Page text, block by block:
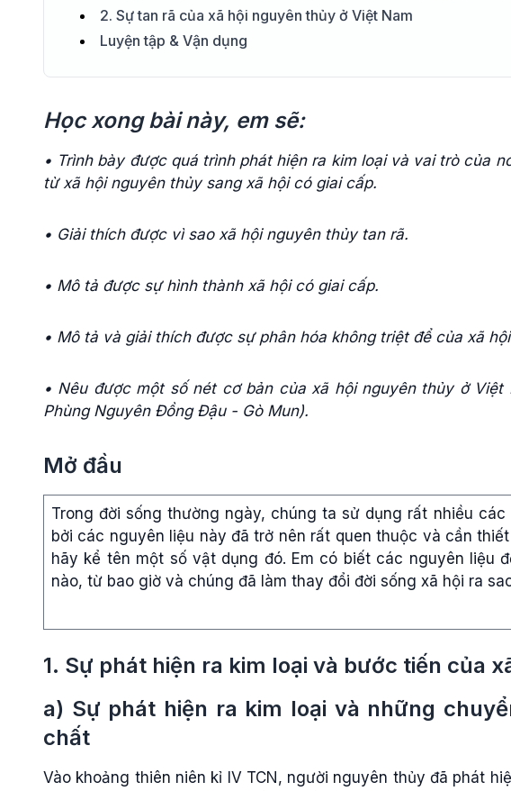
2. Sự tan rã của xã hội nguyên thủy ở Việt Nam
Luyện tập & Vận dụng
Học xong bài này, em sẽ:
• Trình bày được quá trình phát hiện ra kim loại và vai trò của
từ xã hội nguyên thủy sang xã hội có giai cấp.
• Giải thích được vì sao xã hội nguyên thủy tan rã.
• Mô tả được sự hình thành xã hội có giai cấp.
• Mô tả và giải thích được sự phân hóa không triệt để của xã
• Nêu được một số nét cơ bản của xã hội nguyên thủy ở
Phùng Nguyên Đồng Đậu - Gò Mun).
Mở đầu
Trong đời sống thường ngày, chúng ta sử dụng rất nhiều
bởi các nguyên liệu này đã trở nên rất quen thuộc và cần
hãy kể tên một số vật dụng đó. Em có biết các nguyên liệu
nào, từ bao giờ và chúng đã làm thay đổi đời sống xã hội ra
1. Sự phát hiện ra kim loại và bước tiến của
a) Sự phát hiện ra kim loại và những
chất
Vào khoảng thiên niên kỉ IV TCN, người nguyên thủy đã phát